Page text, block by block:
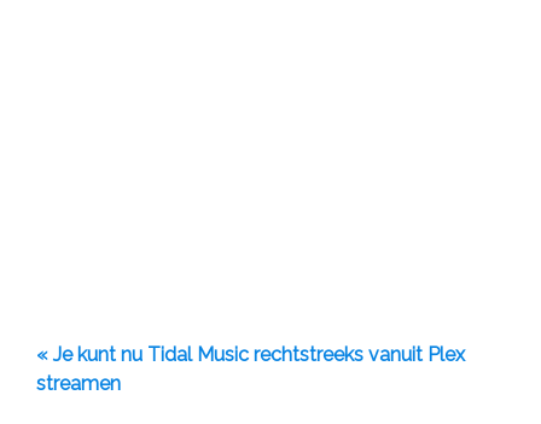
« Je kunt nu Tidal Music rechtstreeks vanuit Plex
streamen